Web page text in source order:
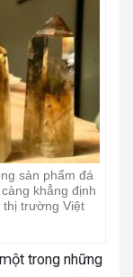
sản phẩm đá
khẳng định
trường Việt
trong những